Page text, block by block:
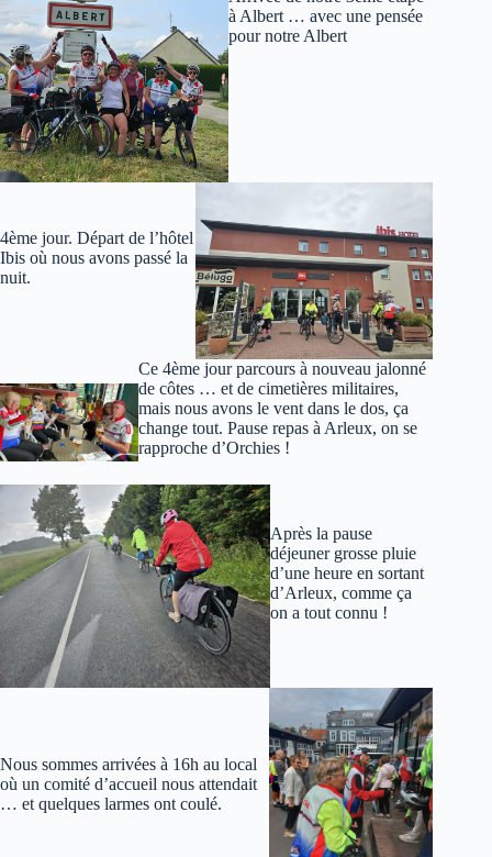
à Albert … avec une pensée
pour notre Albert
4ème jour. Départ de l’hôtel
Ibis où nous avons passé la
nuit.
Ce 4ème jour parcours à nouveau jalonné
de côtes … et de cimetières militaires,
mais nous avons le vent dans le dos, ça
change tout. Pause repas à Arleux, on se
rapproche d’Orchies !
Après la pause
déjeuner grosse pluie
d’une heure en sortant
d’Arleux, comme ça
on a tout connu !
Nous sommes arrivées à 16h au local
où un comité d’accueil nous attendait
… et quelques larmes ont coulé.